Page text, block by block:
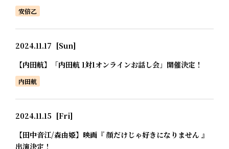
安倍乙
2024.11.17 [Sun]
【内田航】「内田航 1対1オンラインお話し会」開催決定！
内田航
2024.11.15 [Fri]
【田中音江/森由姫】映画『 顔だけじゃ好きになりません 』
出演決定！